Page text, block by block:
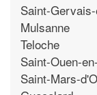
Saint-
Mulsanne
Teloche
Saint-Ouen-
Saint-Mars-